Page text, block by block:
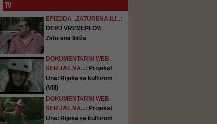
TV
EPIZODA „ZATURENA ILI...:
DEPO VREMEPLOV:
Zaturena Ilidža
DOKUMENTARNI WEB
SERIJAL NA...: Projekat
Una: Rijeka sa kulturom
(VIII)
DOKUMENTARNI WEB
SERIJAL NA...: Projekat
Una: Rijeka sa kulturom